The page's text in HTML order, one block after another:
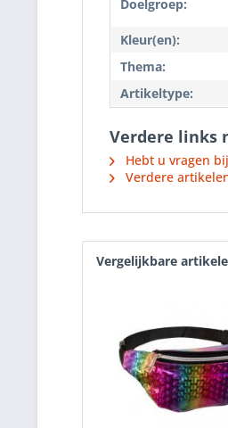
Doelgroep:
Kleur(en):
Thema:
Artikeltype:
Verdere links
Hebt u vragen
Verdere
Vergelijkbare